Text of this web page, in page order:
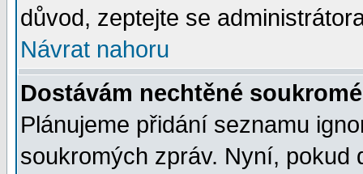
důvod, zeptejte se
Návrat nahoru
Dostávám nechtěné
Plánujeme přidání seznamu
soukromých zpráv. Nyní, pokud